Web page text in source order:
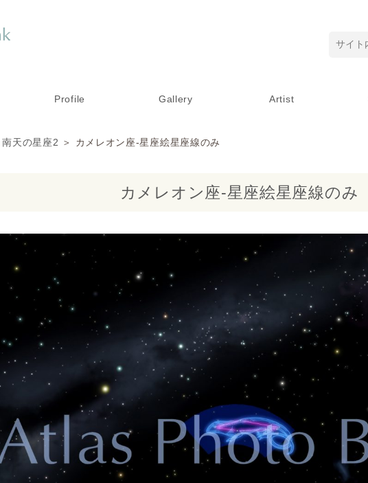
Profile Gallery Artist
,南天の星座2 ＞ カメレオン座-星座絵星座線のみ
カメレオン座-星座絵星座線のみ